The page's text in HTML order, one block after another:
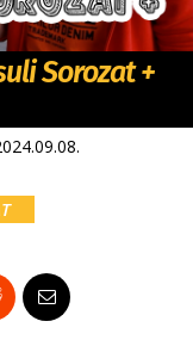
Sorozat +